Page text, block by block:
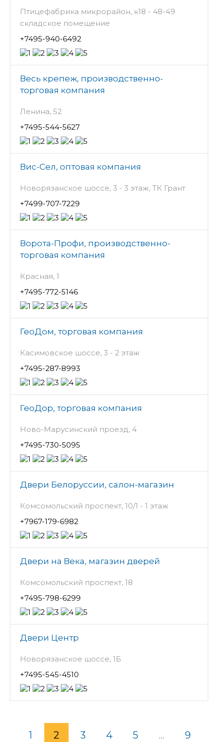
Птицефабрика микрорайон, к18 - 48-49
складское помещение
+7495-940-6492
Весь крепеж, производственно-
торговая компания
Ленина, 52
+7495-544-5627
Вис-Сел, оптовая компания
Новорязанское шоссе, 3 - 3 этаж, ТК Грант
+7499-707-7229
Ворота-Профи, производственно-
торговая компания
Красная, 1
+7495-772-5146
ГеоДом, торговая компания
Касимовское шоссе, 3 - 2 этаж
+7495-287-8993
ГеоДор, торговая компания
Ново-Марусинский проезд, 4
+7495-730-5095
Двери Белоруссии, салон-магазин
Комсомольский проспект, 10/1 - 1 этаж
+7967-179-6982
Двери на Века, магазин дверей
Комсомольский проспект, 18
+7495-798-6299
Двери Центр
Новорязанское шоссе, 1Б
+7495-545-4510
1 2 3 4 5 ... 9